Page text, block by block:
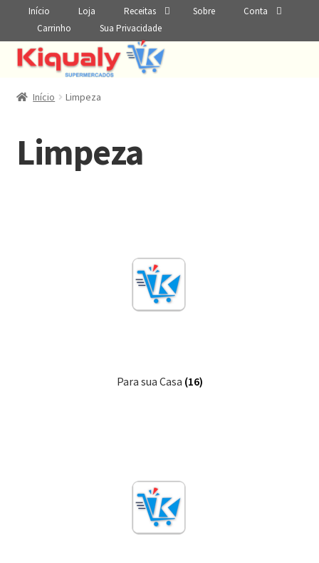
Início Loja Receitas Sobre
Conta
Carrinho
Sua Privacidade
Início Limpeza
Limpeza
Para sua Casa (16)